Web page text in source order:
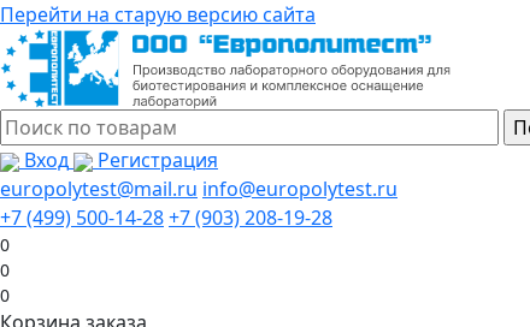
Перейти на старую версию сайта
Вход
Регистрация
europolytest@mail.ru info@europolytest.ru
+7 (499) 500-14-28+7 (903) 208-19-28
0
0
0